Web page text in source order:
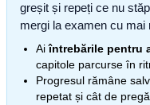
greșit și repeți ce nu
mergi la examen cu mai
Aiîntrebările pentru
capitole parcurse în
Progresul rămâne
repetat și cât de